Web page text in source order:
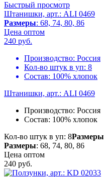
Быстрый просмотр
Штанишки, арт.: ALI 0469
Размеры: 68, 74, 80, 86
Цена оптом
240 руб.
Производство: Россия
Кол-во штук в уп: 8
Состав: 100% хлопок
Штанишки, арт.: ALI 0469
Производство: Россия
Состав: 100% хлопок
Кол-во штук в уп: 8Размеры
Размеры: 68, 74, 80, 86
Цена оптом
240 руб.